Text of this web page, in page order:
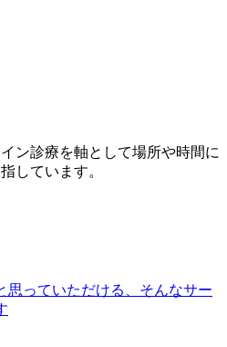
ン診療を軸として場所や時間に
しています。
思っていただける、そんなサー